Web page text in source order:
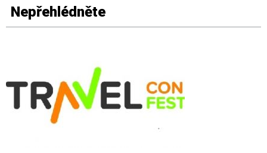
Nepřehlédněte